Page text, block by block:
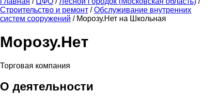
Строительство и ремонт / Обслуживание внутренних
систем сооружений / Морозу.Нет на Школьная
Морозу.Нет
Торговая компания
О деятельности